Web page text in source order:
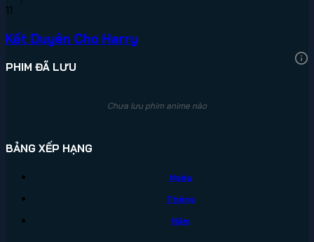
11
Kết Duyên Cho Harry
PHIM ĐÃ LƯU
Chưa lưu phim anime nào
BẢNG XẾP HẠNG
Ngày
Tháng
Năm